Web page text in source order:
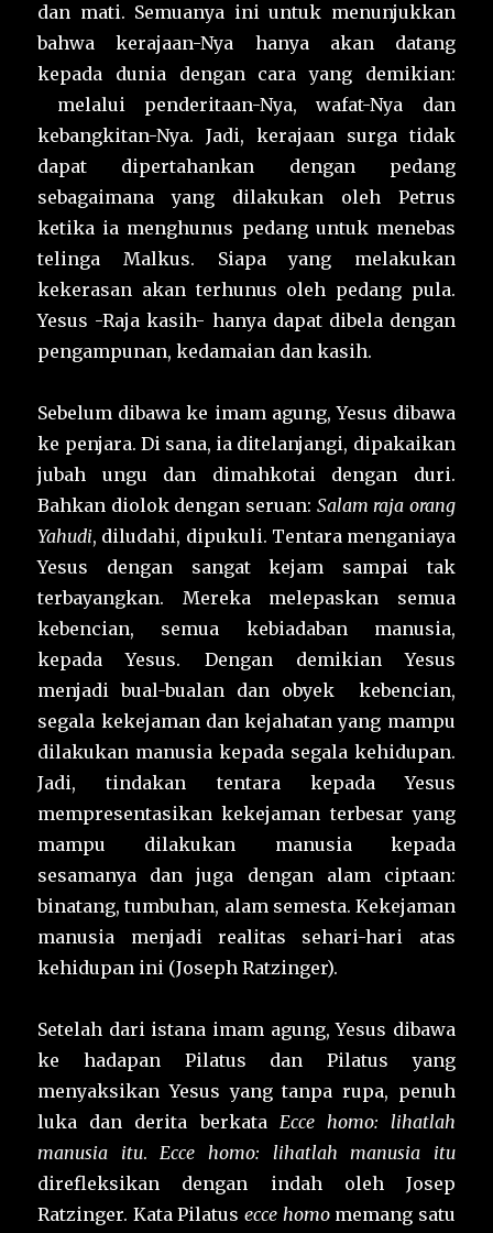
dan mati. Semuanya ini untuk menunjukkan
bahwa kerajaan-Nya hanya akan datang
kepada dunia dengan cara yang demikian:
melalui penderitaan-Nya, wafat-Nya dan
kebangkitan-Nya. Jadi, kerajaan surga tidak
dapat dipertahankan dengan pedang
sebagaimana yang dilakukan oleh Petrus
ketika ia menghunus pedang untuk menebas
telinga Malkus. Siapa yang melakukan
kekerasan akan terhunus oleh pedang pula.
Yesus -Raja kasih- hanya dapat dibela dengan
pengampunan, kedamaian dan kasih.
Sebelum dibawa ke imam agung, Yesus dibawa
ke penjara. Di sana, ia ditelanjangi, dipakaikan
jubah ungu dan dimahkotai dengan duri.
Bahkan diolok dengan seruan: Salam raja orang
Yahudi, diludahi, dipukuli. Tentara menganiaya
Yesus dengan sangat kejam sampai tak
terbayangkan. Mereka melepaskan semua
kebencian, semua kebiadaban manusia,
kepada Yesus. Dengan demikian Yesus
menjadi bual-bualan dan obyek kebencian,
segala kekejaman dan kejahatan yang mampu
dilakukan manusia kepada segala kehidupan.
Jadi, tindakan tentara kepada Yesus
mempresentasikan kekejaman terbesar yang
mampu dilakukan manusia kepada
sesamanya dan juga dengan alam ciptaan:
binatang, tumbuhan, alam semesta. Kekejaman
manusia menjadi realitas sehari-hari atas
kehidupan ini (Joseph Ratzinger).
Setelah dari istana imam agung, Yesus dibawa
ke hadapan Pilatus dan Pilatus yang
menyaksikan Yesus yang tanpa rupa, penuh
luka dan derita berkata Ecce homo: lihatlah
manusia itu.Ecce homo: lihatlah manusia itu
direfleksikan dengan indah oleh Josep
Ratzinger. Kata Pilatus ecce homomemang satu